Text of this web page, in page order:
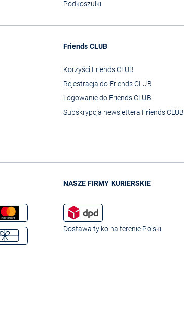
Podkoszulki
Friends CLUB
Korzyści Friends CLUB
Rejestracja do Friends CLUB
Logowanie do Friends CLUB
Subskrypcja newslettera Friends CLUB
NASZE FIRMY KURIERSKIE
Dostawa tylko na terenie Polski